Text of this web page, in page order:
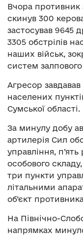
Вчора противник
скинув 300
застосував 9645
3305 обстрілів
наших військ,
систем
Агресор завдавав
населених
Сумської області.
За минулу добу
артилерія Сил
управління,
особового
три пункти
літальними
об’єкт
На Північно-
напрямках